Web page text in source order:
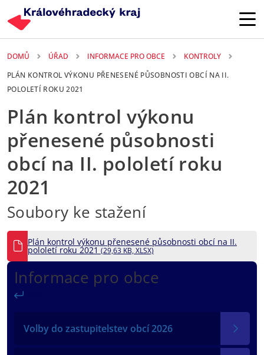
DOMŮ ÚŘAD INFORMACE PRO OBCE
KONTROLY
PLÁN KONTROL VÝKONU PŘENESENÉ PŮSOBNOSTI OBCÍ NA II.
POLOLETÍ ROKU 2021
Plán kontrol výkonu
přenesené působnosti
obcí na II. pololetí roku
2021
Informace pro obce
Volby do zastupitelstev obcí 2026
Soubory ke stažení
Plán kontrol výkonu přenesené působnosti obcí na II.
pololetí roku 2021(29,63 KB, XLSX)